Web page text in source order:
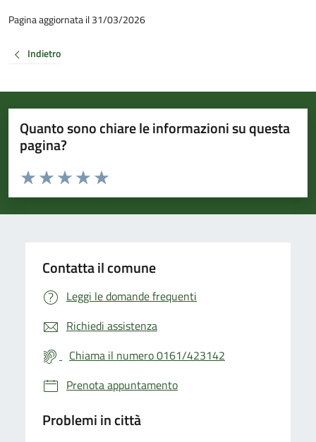
Pagina aggiornata il 31/03/2026
Indietro
Quanto sono chiare le informazioni su questa
pagina?
Valuta da 1 a 5 stelle la pagina
Valuta 5 stelle su 5
Valuta 4 stelle su 5
Valuta 3 stelle su 5
Valuta 2 stelle su 5
Valuta 1 stelle su 5
Contatta il comune
Leggi le domande frequenti
Richiedi assistenza
Chiama il numero 0161/423142
Prenota appuntamento
Problemi in città